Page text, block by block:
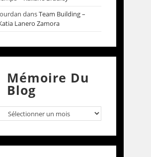
dansTeam Building –
Lanero Zamora
Mémoire Du
Blog